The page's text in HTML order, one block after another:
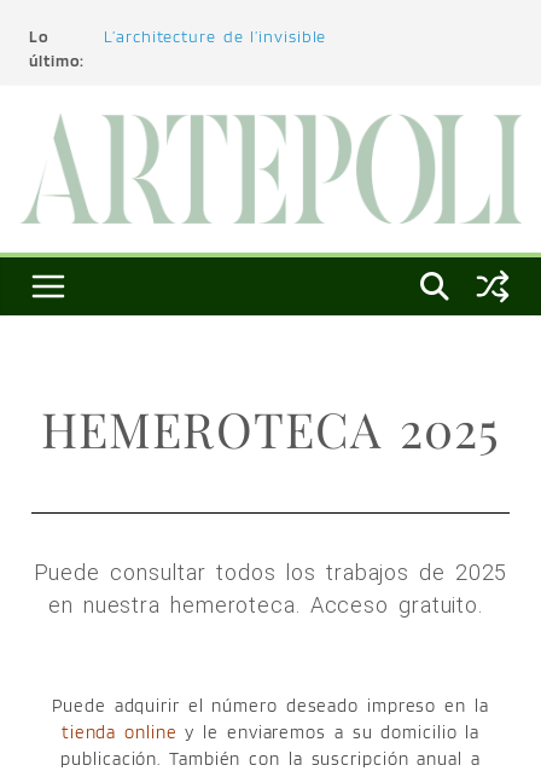
Lo
último:
L’architecture de l’invisible
Utopías de un viajero
Blanca Beatriz Caraballo o el ascenso de la
conciencia
HEMEROTECA 2025
Puede consultar todos los trabajos de 2025
en nuestra hemeroteca. Acceso gratuito.
Puede adquirir el número deseado impreso en la
tienda online y le enviaremos a su domicilio la
publicación. También con la suscripción anual a